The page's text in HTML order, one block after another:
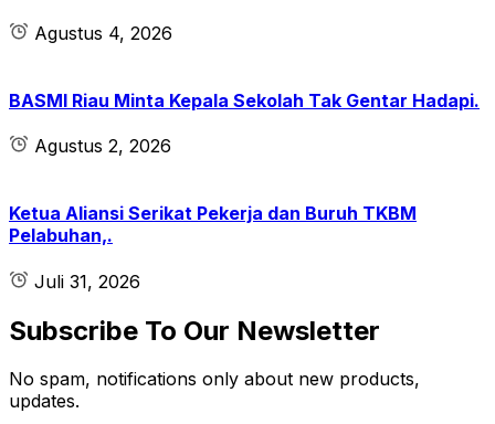
Agustus 4, 2026
BASMI Riau Minta Kepala Sekolah Tak Gentar Hadapi.
Agustus 2, 2026
Ketua Aliansi Serikat Pekerja dan Buruh TKBM
Pelabuhan,.
Juli 31, 2026
Subscribe To Our Newsletter
No spam, notifications only about new products,
updates.